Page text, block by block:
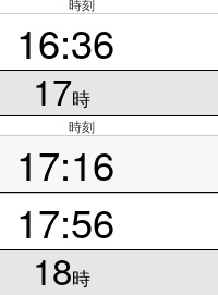
時刻
16:36
17時
時刻
17:16
17:56
18時